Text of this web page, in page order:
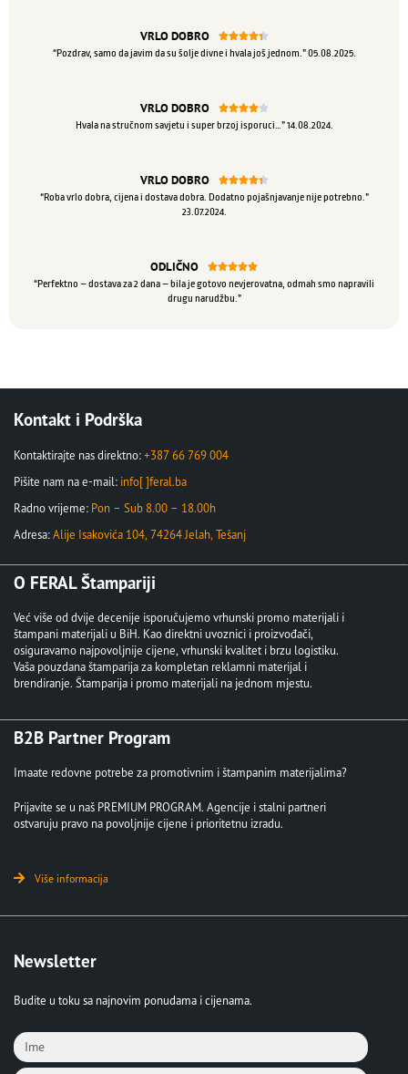
VRLO DOBRO 
“Pozdrav, samo da javim da su šolje divne i hvala još jednom.” 05.08.2025.
VRLO DOBRO 
Hvala na stručnom savjetu i super brzoj isporuci…” 14.08.2024.
VRLO DOBRO 
“Roba vrlo dobra, cijena i dostava dobra. Dodatno pojašnjavanje nije potrebno.”
23.07.2024.
ODLIČNO 
“Perfektno – dostava za 2 dana – bila je gotovo nevjerovatna, odmah smo napravili
drugu narudžbu.”
Kontakt i Podrška
Kontaktirajte nas direktno:+387 66 769 004
Pišite nam na e-mail: info[ ]feral.ba
Radno vrijeme: Pon – Sub 8.00 – 18.00h
Adresa:Alije Isakovića 104, 74264 Jelah, Tešanj
O FERAL Štampariji
Već više od dvije decenije isporučujemo vrhunski promo materijali i
štampani materijali u BiH. Kao direktni uvoznici i proizvođači,
osiguravamo najpovoljnije cijene, vrhunski kvalitet i brzu logistiku.
Vaša pouzdana štamparija za kompletan reklamni materijal i
brendiranje. Štamparija i promo materijali na jednom mjestu.
B2B Partner Program
Imaate redovne potrebe za promotivnim i štampanim materijalima?
Prijavite se u naš PREMIUM PROGRAM. Agencije i stalni partneri
ostvaruju pravo na povoljnije cijene i prioritetnu izradu.
Više informacija
Newsletter
Budite u toku sa najnovim ponudama i cijenama.